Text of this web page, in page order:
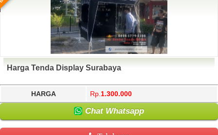
Harga Tenda Display Surabaya
HARGA Rp. 1.300.000
Chat Whatsapp